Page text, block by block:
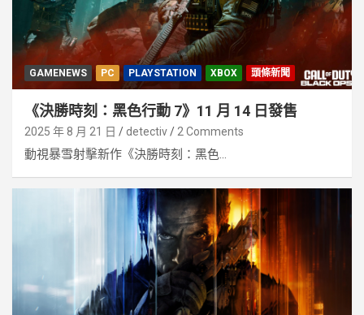
GAMENEWS PC PLAYSTATION XBOX 頭條新聞
《決勝時刻：黑色行動 7》11 月 14 日發售
2025 年 8 月 21 日 detectiv 2 Comments
動視暴雪射擊新作《決勝時刻：黑色...